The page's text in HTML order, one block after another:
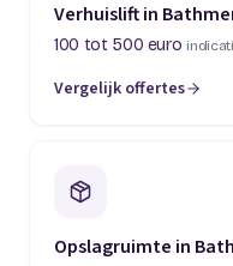
Verhuislift in
100 tot 500 euro
Vergelijk offertes
Opslagruimte in